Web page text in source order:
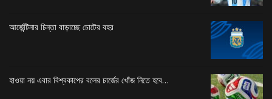
আর্জেন্টিনার চিন্তা বাড়াচ্ছে চোটের বহর
হাওয়া নয় এবার বিশ্বকাপের বলের চার্জের খোঁজ নিতে হবে…